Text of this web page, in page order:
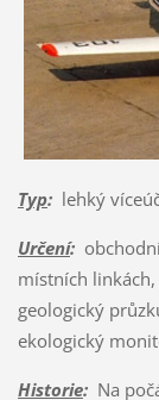
Typ:lehký
Určení:obchodní
místních
geologický
ekologický
Historie:Na